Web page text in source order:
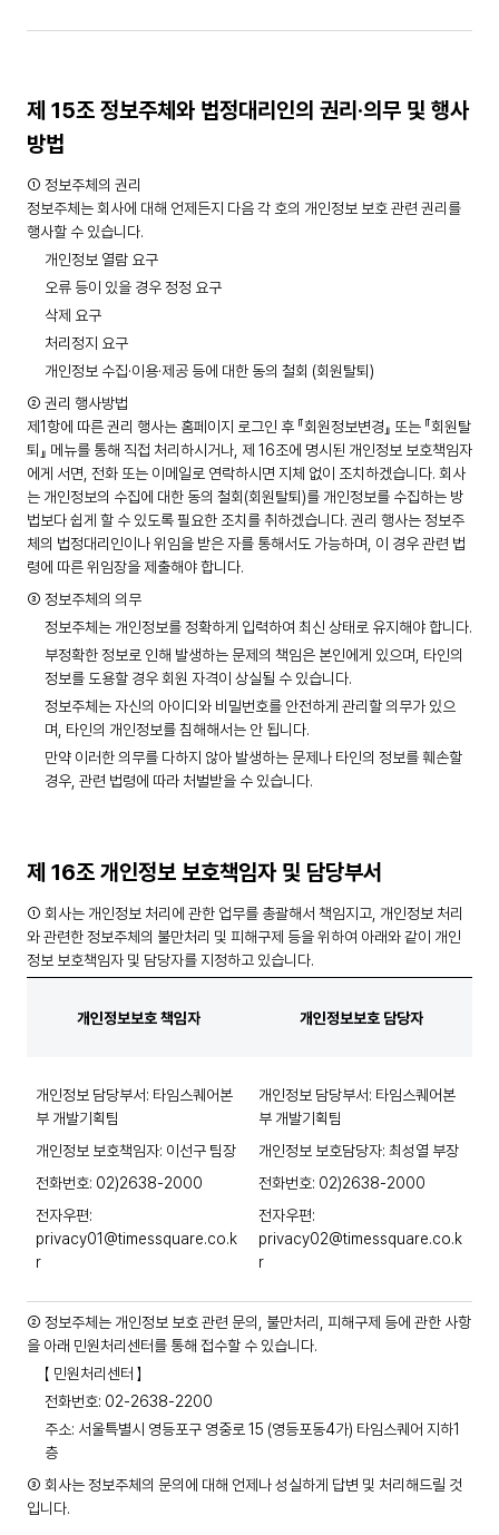
제 15조 정보주체와 법정대리인의 권리·의무 및 행사
방법
① 정보주체의 권리
정보주체는 회사에 대해 언제든지 다음 각 호의 개인정보 보호 관련 권리를
행사할 수 있습니다.
개인정보 열람 요구
오류 등이 있을 경우 정정 요구
삭제 요구
처리정지 요구
개인정보 수집·이용·제공 등에 대한 동의 철회 (회원탈퇴)
② 권리 행사방법
제1항에 따른 권리 행사는 홈페이지 로그인 후 『회원정보변경』 또는 『회원탈
퇴』 메뉴를 통해 직접 처리하시거나, 제 16조에 명시된 개인정보 보호책임자
에게 서면, 전화 또는 이메일로 연락하시면 지체 없이 조치하겠습니다. 회사
는 개인정보의 수집에 대한 동의 철회(회원탈퇴)를 개인정보를 수집하는 방
법보다 쉽게 할 수 있도록 필요한 조치를 취하겠습니다. 권리 행사는 정보주
체의 법정대리인이나 위임을 받은 자를 통해서도 가능하며, 이 경우 관련 법
령에 따른 위임장을 제출해야 합니다.
③ 정보주체의 의무
정보주체는 개인정보를 정확하게 입력하여 최신 상태로 유지해야 합니다.
부정확한 정보로 인해 발생하는 문제의 책임은 본인에게 있으며, 타인의
정보를 도용할 경우 회원 자격이 상실될 수 있습니다.
정보주체는 자신의 아이디와 비밀번호를 안전하게 관리할 의무가 있으
며, 타인의 개인정보를 침해해서는 안 됩니다.
만약 이러한 의무를 다하지 않아 발생하는 문제나 타인의 정보를 훼손할
경우, 관련 법령에 따라 처벌받을 수 있습니다.
제 16조 개인정보 보호책임자 및 담당부서
① 회사는 개인정보 처리에 관한 업무를 총괄해서 책임지고, 개인정보 처리
와 관련한 정보주체의 불만처리 및 피해구제 등을 위하여 아래와 같이 개인
정보 보호책임자 및 담당자를 지정하고 있습니다.
개인정보보호 책임자 개인정보보호 담당자
개인정보 담당부서: 타임스퀘어본
부 개발기획팀
개인정보 보호책임자: 이선구 팀장
전화번호: 02)2638-2000
전자우편:
privacy01@timessquare.co.k
r
개인정보 담당부서: 타임스퀘어본
부 개발기획팀
개인정보 보호담당자: 최성열 부장
전화번호: 02)2638-2000
전자우편:
privacy02@timessquare.co.k
r
② 정보주체는 개인정보 보호 관련 문의, 불만처리, 피해구제 등에 관한 사항
을 아래 민원처리센터를 통해 접수할 수 있습니다.
【 민원처리센터 】
전화번호: 02-2638-2200
주소: 서울특별시 영등포구 영중로 15 (영등포동4가) 타임스퀘어 지하1
층
③ 회사는 정보주체의 문의에 대해 언제나 성실하게 답변 및 처리해드릴 것
입니다.